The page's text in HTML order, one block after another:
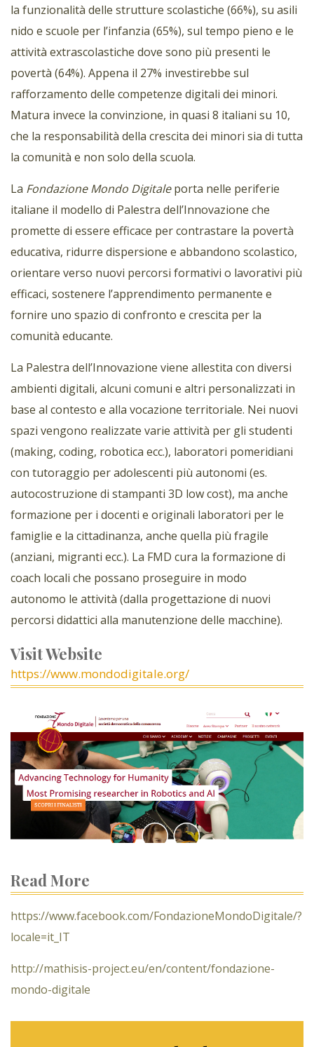
la funzionalità delle strutture scolastiche (66%), su asili
nido e scuole per l’infanzia (65%), sul tempo pieno e le
attività extrascolastiche dove sono più presenti le
povertà (64%). Appena il 27% investirebbe sul
rafforzamento delle competenze digitali dei minori.
Matura invece la convinzione, in quasi 8 italiani su 10,
che la responsabilità della crescita dei minori sia di tutta
la comunità e non solo della scuola.
La Fondazione Mondo Digitaleporta nelle periferie
italiane il modello di Palestra dell’Innovazione che
promette di essere efficace per contrastare la povertà
educativa, ridurre dispersione e abbandono scolastico,
orientare verso nuovi percorsi formativi o lavorativi più
efficaci, sostenere l’apprendimento permanente e
fornire uno spazio di confronto e crescita per la
comunità educante.
La Palestra dell’Innovazione viene allestita con diversi
ambienti digitali, alcuni comuni e altri personalizzati in
base al contesto e alla vocazione territoriale. Nei nuovi
spazi vengono realizzate varie attività per gli studenti
(making, coding, robotica ecc.), laboratori pomeridiani
con tutoraggio per adolescenti più autonomi (es.
autocostruzione di stampanti 3D low cost), ma anche
formazione per i docenti e originali laboratori per le
famiglie e la cittadinanza, anche quella più fragile
(anziani, migranti ecc.). La FMD cura la formazione di
coach locali che possano proseguire in modo
autonomo le attività (dalla progettazione di nuovi
percorsi didattici alla manutenzione delle macchine).
Visit Website
https://www.mondodigitale.org/
Read More
https://www.facebook.com/FondazioneMondoDigitale/?
locale=it_IT
http://mathisis-project.eu/en/content/fondazione-
mondo-digitale